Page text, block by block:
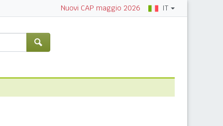
Nuovi CAP maggio 2026 IT